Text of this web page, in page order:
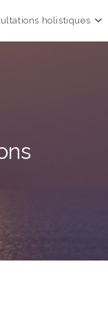
holistiques